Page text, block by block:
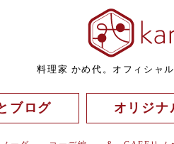
料理家 かめ代。オフィシャ
ブログ オリジナ